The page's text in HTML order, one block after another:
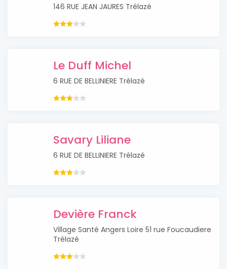
146 RUE JEAN JAURES Trélazé
Le Duff Michel
6 RUE DE BELLINIERE Trélazé
Savary Liliane
6 RUE DE BELLINIERE Trélazé
Devière Franck
Village Santé Angers Loire 51 rue Foucaudiere
Trélazé